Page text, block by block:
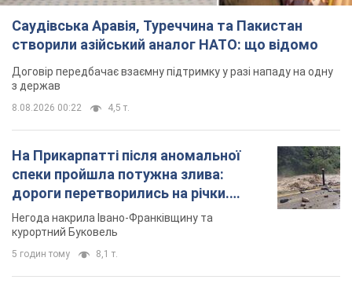
Саудівська Аравія, Туреччина та Пакистан
створили азійський аналог НАТО: що відомо
Договір передбачає взаємну підтримку у разі нападу на одну
з держав
8.08.2026 00:22 4,5 т.
На Прикарпатті після аномальної
спеки пройшла потужна злива:
дороги перетворились на річки.
Відео
Негода накрила Івано-Франківщину та
курортний Буковель
5 годин тому 8,1 т.